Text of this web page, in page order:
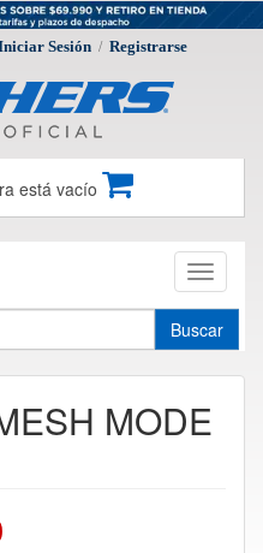
Sesión / Registrarse
está vacío
Toggle
Buscar
MODE